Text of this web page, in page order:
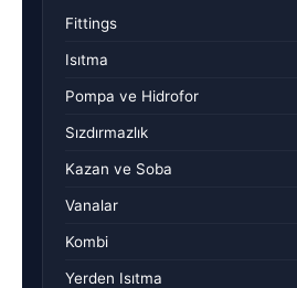
Fittings
Isıtma
Pompa ve Hidrofor
Sızdırmazlık
Kazan ve Soba
Vanalar
Kombi
Yerden Isıtma